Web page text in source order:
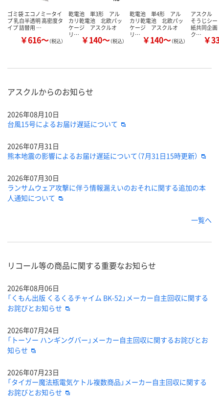
ゴミ袋 エコノミータイ
プ 乳白半透明 高密度タ
イプ 詰替用 …
￥616～（税込）
乾電池 単3形 アル
カリ乾電池 北欧パッ
ケージ アスクルオ
リ… ￥140～（税込）
乾電池 単4形 アル
カリ乾電池 北欧パッ
ケージ アスクルオ
リ… ￥140～（税込）
アスクル
そうじシ
紙共同企
ク… ￥
アスクルからのお知らせ
2026年08月10日
台風15号によるお届け遅延について
2026年07月31日
熊本地震の影響によるお届け遅延について（7月31日15時更新）
2026年07月30日
ランサムウェア攻撃に伴う情報漏えいのおそれに関する追加の本
人通知について
一覧へ
リコール等の商品に関する重要なお知らせ
2026年08月06日
「くもん出版 くるくるチャイム BK-52」メーカー自主回収に関する
お詫びとお知らせ
2026年07月24日
「トーソー ハンギングバー」メーカー自主回収に関するお詫びとお
知らせ
2026年07月23日
「タイガー魔法瓶電気ケトル複数商品」メーカー自主回収に関する
お詫びとお知らせ